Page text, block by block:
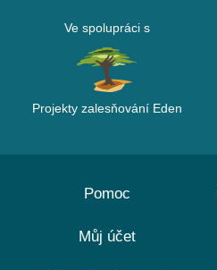
Ve spolupráci s
Projekty zalesňování Eden
Pomoc
Můj účet